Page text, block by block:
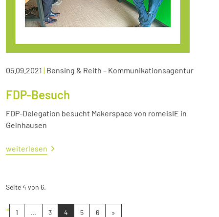
05.09.2021 | Bensing & Reith – Kommunikationsagentur
FDP-Besuch
FDP-Delegation besucht Makerspace von romeisIE in
Gelnhausen
weiterlesen
Seite 4 von 6.
« 1 ... 3 4 5 6 »